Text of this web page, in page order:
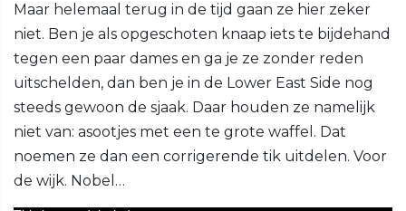
Maar helemaal terug in de tijd gaan ze hier zeker
niet. Ben je als opgeschoten knaap iets te bijdehand
tegen een paar dames en ga je ze zonder reden
uitschelden, dan ben je in de Lower East Side nog
steeds gewoon de sjaak. Daar houden ze namelijk
niet van: asootjes met een te grote waffel. Dat
noemen ze dan een corrigerende tik uitdelen. Voor
de wijk. Nobel…